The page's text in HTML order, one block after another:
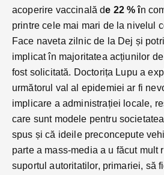
acoperire vaccinală de 22 % în
printre cele mai mari de la nivelul
Face naveta zilnic de la Dej și
implicat în majoritatea acțiunilor
fost solicitată. Doctorița Lupu a
următorul val al epidemiei ar fi
implicare a administrației locale,
care sunt modele pentru
spus și că ideile preconcepute
parte a mass-media a u făcut mult
suportul autoritatilor, primariei, să